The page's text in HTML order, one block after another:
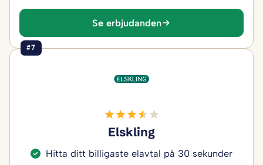
Se erbjudanden
#7
Elskling
Hitta ditt billigaste elavtal på 30 sekunder